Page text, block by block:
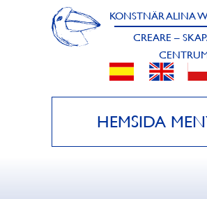
KONSTNÄR ALINA
CREARE –
HEMSIDA